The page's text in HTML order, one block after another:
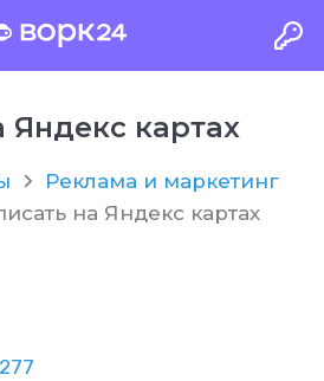
Яндекс картах
Реклама и маркетинг
на Яндекс картах